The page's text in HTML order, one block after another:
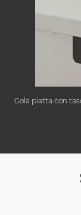
Gola piatta con